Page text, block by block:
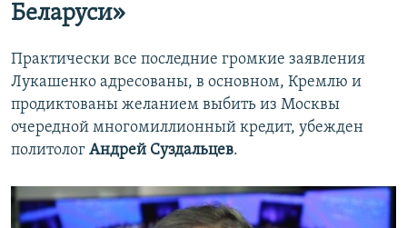
Беларуси»
Практически все последние громкие заявления
Лукашенко адресованы, в основном, Кремлю и
продиктованы желанием выбить из Москвы
очередной многомиллионный кредит, убежден
политолог Андрей Суздальцев.